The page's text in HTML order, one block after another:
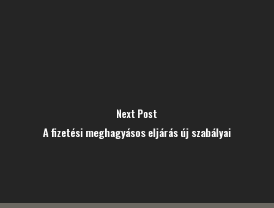
Next Post
A fizetési meghagyásos eljárás új szabályai